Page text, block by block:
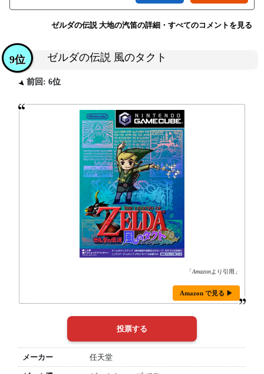
ゼルダの伝説 大地の汽笛の詳細・すべてのコメントを見る
ゼルダの伝説 風のタクト
9位
前回: 6位
「Amazonより引用」
Amazon で見る ▶
メーカー 任天堂